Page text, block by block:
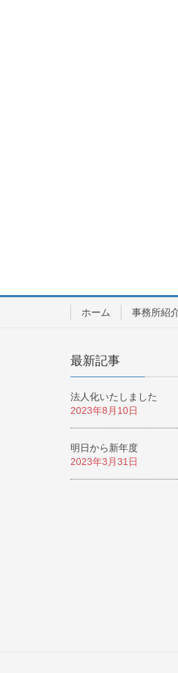
ホーム 事務所紹
最新記事
法人化いたしました
2023年8月10日
明日から新年度
2023年3月31日